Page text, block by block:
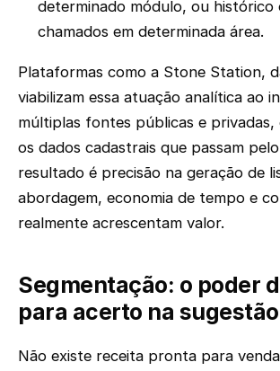
determinado módulo, ou histórico
chamados em determinada área.
Plataformas como a Stone Station,
viabilizam essa atuação analítica ao
múltiplas fontes públicas e privadas,
os dados cadastrais que passam
resultado é precisão na geração de
abordagem, economia de tempo e
realmente acrescentam valor.
Segmentação: o poder
para acerto na sugestão
Não existe receita pronta para